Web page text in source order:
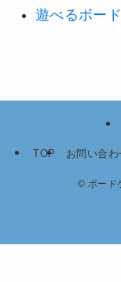
遊べるボー
TOP お問い合わ
© ボード